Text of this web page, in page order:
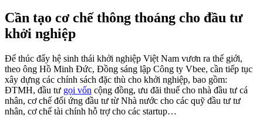
Cần tạo cơ chế thông thoáng cho đầu tư
khởi nghiệp
Để thúc đẩy hệ sinh thái khởi nghiệp Việt Nam vươn ra thế giới,
theo ông Hồ Minh Đức, Đồng sáng lập Công ty Vbee, cần tiếp tục
xây dựng các chính sách đặc thù cho khởi nghiệp, bao gồm:
ĐTMH, đầu tư gọi vốn cộng đồng, ưu đãi thuế cho nhà đầu tư cá
nhân, cơ chế đối ứng đầu tư từ Nhà nước cho các quỹ đầu tư tư
nhân, cơ chế tài chính hỗ trợ cho các startup…